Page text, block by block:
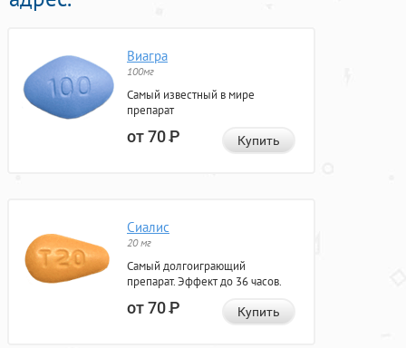
Виагра
100мг
Самый известный в мире
препарат
от 70Р Купить
Сиалис
20 мг
Самый долгоиграющий
препарат. Эффект до 36 часов.
от 70Р Купить